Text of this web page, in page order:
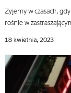
Żyjemy w czasach,
rośnie w
18 kwietnia, 2023